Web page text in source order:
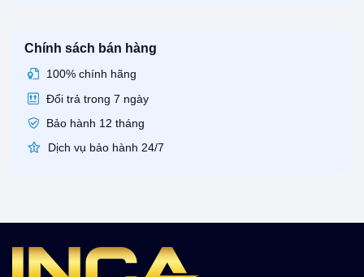
Chính sách bán hàng
100% chính hãng
Đổi trả trong 7 ngày
Bảo hành 12 tháng
Dịch vụ bảo hành 24/7